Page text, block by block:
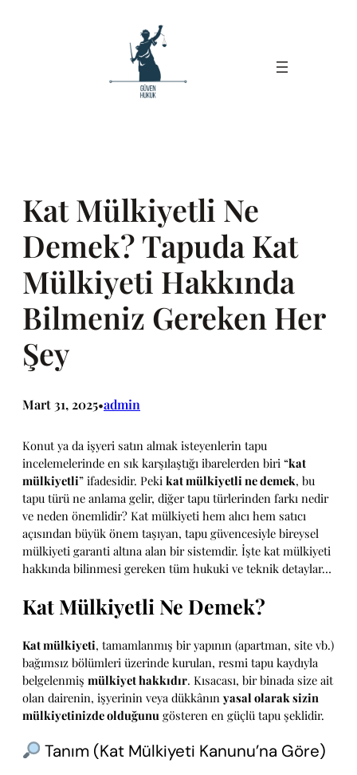
Kat Mülkiyetli Ne
Demek? Tapuda Kat
Mülkiyeti Hakkında
Bilmeniz Gereken Her
Şey
Mart 31, 2025•admin
Konut ya da işyeri satın almak isteyenlerin tapu
incelemelerinde en sık karşılaştığı ibarelerden biri “kat
mülkiyetli” ifadesidir. Peki kat mülkiyetli ne demek, bu
tapu türü ne anlama gelir, diğer tapu türlerinden farkı nedir
ve neden önemlidir? Kat mülkiyeti hem alıcı hem satıcı
açısından büyük önem taşıyan, tapu güvencesiyle bireysel
mülkiyeti garanti altına alan bir sistemdir. İşte kat mülkiyeti
hakkında bilinmesi gereken tüm hukuki ve teknik detaylar…
Kat Mülkiyetli Ne Demek?
Kat mülkiyeti, tamamlanmış bir yapının (apartman, site vb.)
bağımsız bölümleri üzerinde kurulan, resmi tapu kaydıyla
belgelenmiş mülkiyet hakkıdır. Kısacası, bir binada size ait
olan dairenin, işyerinin veya dükkânın yasal olarak sizin
mülkiyetinizde olduğunu gösteren en güçlü tapu şeklidir.
Tanım (Kat Mülkiyeti Kanunu’na Göre)